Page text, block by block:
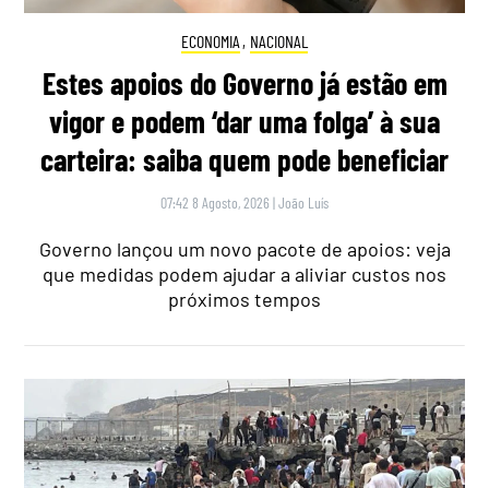
ECONOMIA , NACIONAL
Estes apoios do Governo já estão em
vigor e podem ‘dar uma folga’ à sua
carteira: saiba quem pode beneficiar
07:42 8 Agosto, 2026 |João Luís
Governo lançou um novo pacote de apoios: veja
que medidas podem ajudar a aliviar custos nos
próximos tempos